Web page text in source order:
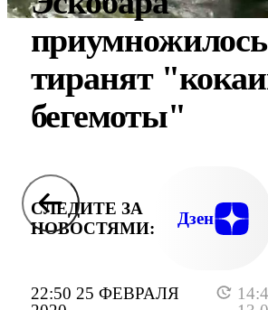
22:50 25 ФЕВРАЛЯ
тиранят
бегемоты"
СЛЕДИТЕ ЗА
НОВОСТЯМИ:
Дзен